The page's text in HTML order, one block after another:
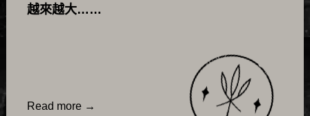
越來越大……
Read more →